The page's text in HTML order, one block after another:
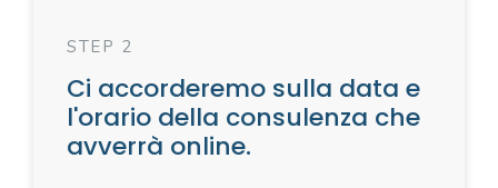
STEP 2
Ci accorderemo sulla data e
l'orario della consulenza che
avverrà online.